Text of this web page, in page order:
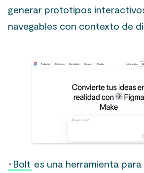
generar prototipos
navegables con contexto de
· Bolt es una herramienta